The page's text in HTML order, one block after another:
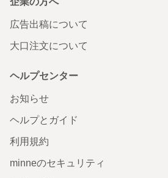
広告出稿について
大口注文について
ヘルプセンター
お知らせ
ヘルプとガイド
利用規約
minneのセキュリティ